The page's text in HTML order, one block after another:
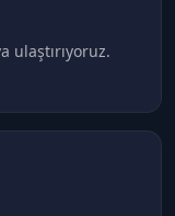
ulaştırıyoruz.